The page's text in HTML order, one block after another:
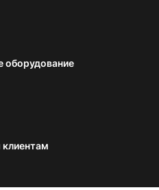
оборудование
клиентам